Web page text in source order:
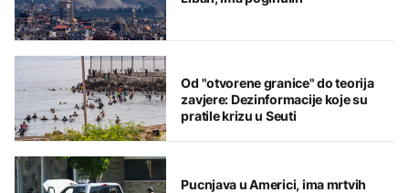
Od "otvorene granice" do teorija
zavjere: Dezinformacije koje su
pratile krizu u Seuti
Pucnjava u Americi, ima mrtvih